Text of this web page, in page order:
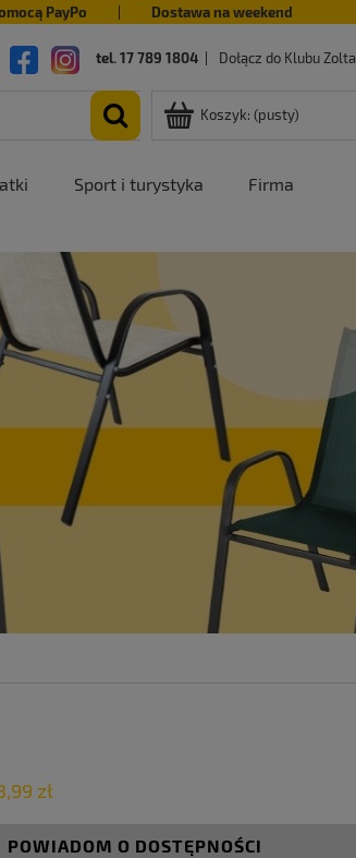
PayPo Dostawa na weekend
tel. 17 789 1804 Dołącz do Klubu Zolta
Koszyk: (pusty)
Sport i turystyka Firma
zł
POWIADOM O DOSTĘPNOŚCI